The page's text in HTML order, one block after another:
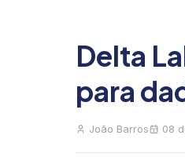
Delta
para
João Barros 08